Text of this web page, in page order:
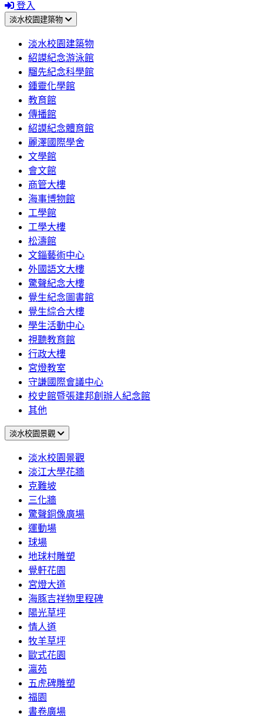
登入
淡水校園建築物
淡水校園建築物
紹謨紀念游泳館
騮先紀念科學館
鍾靈化學館
教育館
傳播館
紹謨紀念體育館
麗澤國際學舍
文學館
會文館
商管大樓
海事博物館
工學館
工學大樓
松濤館
文錙藝術中心
外國語文大樓
驚聲紀念大樓
覺生紀念圖書館
覺生綜合大樓
學生活動中心
視聽教育館
行政大樓
宮燈教室
守謙國際會議中心
校史館暨張建邦創辦人紀念館
其他
淡水校園景觀
淡水校園景觀
淡江大學花牆
克難坡
三化牆
驚聲銅像廣場
運動場
球場
地球村雕塑
覺軒花園
宮燈大道
海豚吉祥物里程碑
陽光草坪
情人道
牧羊草坪
歐式花園
瀛苑
五虎碑雕塑
福園
書卷廣場